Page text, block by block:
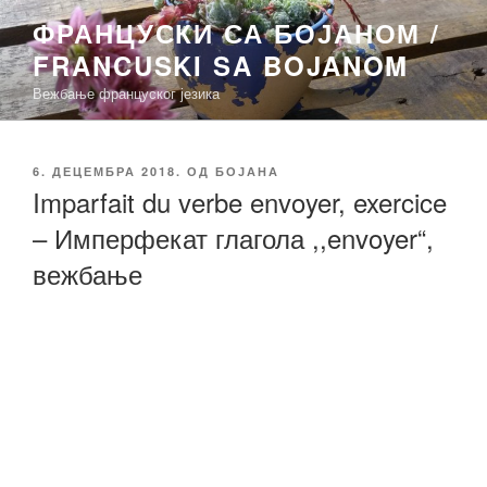
Скочи
на
садржај
ФРАНЦУСКИ СА БОЈАНОМ /
FRANCUSKI SA BOJANOM
Вежбање француског језика
ОБЈАВЉЕНО
6. ДЕЦЕМБРА 2018. ОД БОЈАНА
Imparfait du verbe envoyer, exercice
– Имперфекат глагола ,,envoyer“,
вежбање